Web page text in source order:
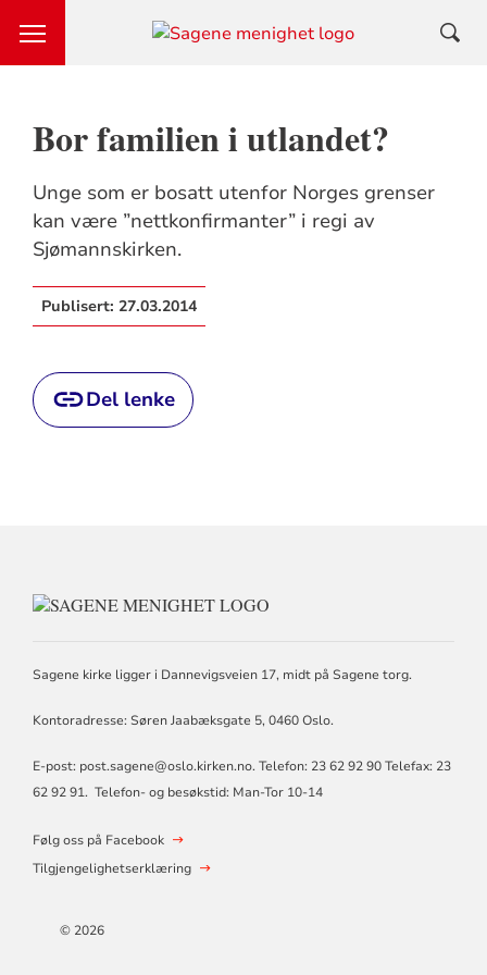
Bor familien i utlandet?
Unge som er bosatt utenfor Norges grenser
kan være ”nettkonfirmanter” i regi av
Sjømannskirken.
Publisert: 27.03.2014
Del lenke
KONTAKTINFORMASJON
Sagene kirke ligger i Dannevigsveien 17, midt på Sagene torg.
Kontoradresse: Søren Jaabæksgate 5, 0460 Oslo.
E-post: post.sagene@oslo.kirken.no. Telefon: 23 62 92 90 Telefax: 23
62 92 91. Telefon- og besøkstid: Man-Tor 10-14
Følg oss på Facebook
Tilgjengelighetserklæring
© 2026